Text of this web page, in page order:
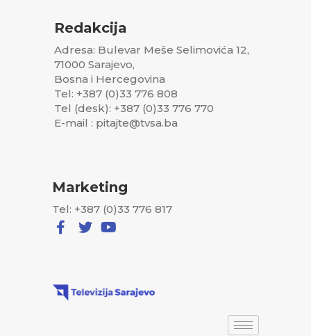
Redakcija
Adresa: Bulevar Meše Selimovića 12,
71000 Sarajevo,
Bosna i Hercegovina
Tel: +387 (0)33 776 808
Tel (desk): +387 (0)33 776 770
E-mail : pitajte@tvsa.ba
Marketing
Tel: +387 (0)33 776 817